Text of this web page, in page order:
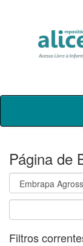
Skip
Página de
Filtros